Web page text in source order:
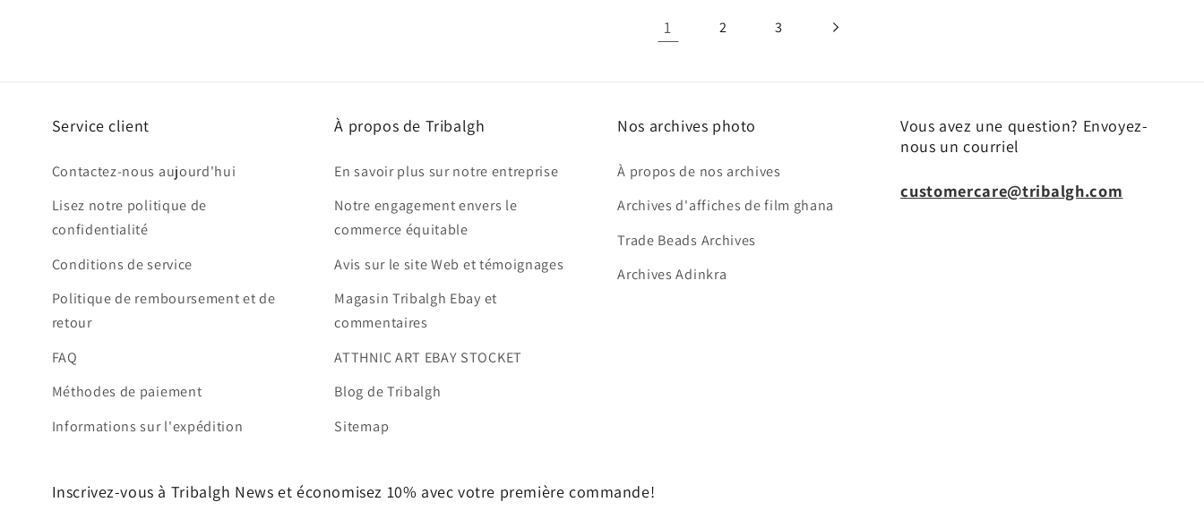
1 2 3
Service client
Contactez-nous aujourd'hui
Lisez notre politique de
confidentialité
Conditions de service
Politique de remboursement et de
retour
FAQ
Méthodes de paiement
Informations sur l'expédition
À propos de Tribalgh
En savoir plus sur notre entreprise
Notre engagement envers le
commerce équitable
Avis sur le site Web et témoignages
Magasin Tribalgh Ebay et
commentaires
ATTHNIC ART EBAY STOCKET
Blog de Tribalgh
Sitemap
Nos archives photo
À propos de nos archives
Archives d'affiches de film ghana
Trade Beads Archives
Archives Adinkra
Vous avez une question? Envoyez-
nous un courriel
customercare@tribalgh.com
Inscrivez-vous à Tribalgh News et économisez 10% avec votre première commande!